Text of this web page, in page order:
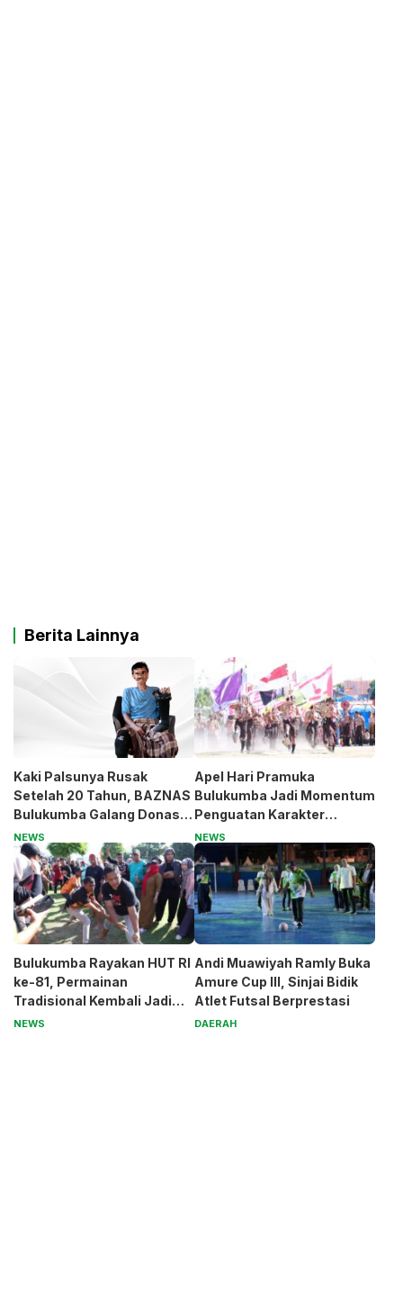
Berita Lainnya
Kaki Palsunya Rusak
Setelah 20 Tahun, BAZNAS
Bulukumba Galang Donasi
untuk Pak Pardi
NEWS
Apel Hari Pramuka
Bulukumba Jadi Momentum
Penguatan Karakter
Generasi Muda
NEWS
Bulukumba Rayakan HUT RI
ke-81, Permainan
Tradisional Kembali Jadi
Magnet
NEWS
Andi Muawiyah Ramly Buka
Amure Cup III, Sinjai Bidik
Atlet Futsal Berprestasi
DAERAH